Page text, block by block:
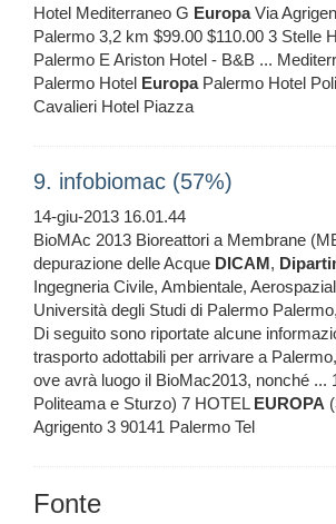
Hotel Mediterraneo G EuropaVia
Palermo 3,2 km $99.00 $110.00 3 Stelle
Palermo E Ariston Hotel - B&B ...
Palermo Hotel EuropaPalermo Hotel
Cavalieri Hotel Piazza
9. infobiomac (57%)
14-giu-2013 16.01.44
BioMAc 2013 Bioreattori a Membrane
depurazione delle Acque DICAM,
Ingegneria Civile, Ambientale,
Università degli Studi di Palermo
Di seguito sono riportate alcune
trasporto adottabili per arrivare a
ove avrà luogo il BioMac2013, nonché ...
Politeama e Sturzo) 7 HOTEL EUROPA
Agrigento 3 90141 Palermo Tel
Fonte